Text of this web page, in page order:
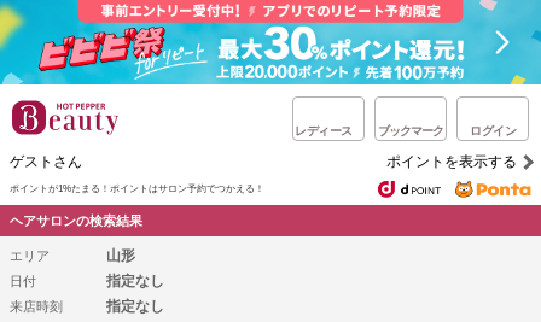
レディース ブックマーク ログイン
ゲストさん ポイントを表示する
ポイントが1%たまる！ ポイントはサロン予約でつかえる！
ヘアサロンの検索結果
エリア 山形
日付 指定なし
来店時刻 指定なし